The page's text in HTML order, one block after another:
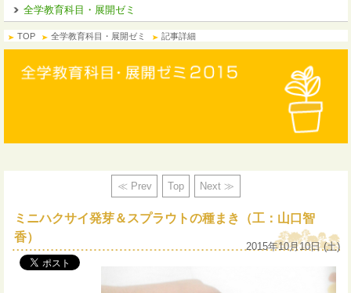
全学教育科目・展開ゼミ
TOP 全学教育科目・展開ゼミ 記事詳細
≪ Prev Top Next ≫
ミニハクサイ発芽＆スプラウトの種まき（工：山口智
香）
2015年10月10日 (土)